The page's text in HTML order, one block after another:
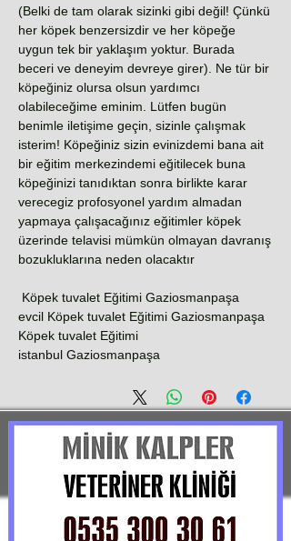
(Belki de tam olarak sizinki gibi değil! Çünkü
her köpek benzersizdir ve her köpeğe
uygun tek bir yaklaşım yoktur. Burada
beceri ve deneyim devreye girer). Ne tür bir
köpeğiniz olursa olsun yardımcı
olabileceğime eminim. Lütfen bugün
benimle iletişime geçin, sizinle çalışmak
isterim! Köpeğiniz sizin evinizdemi bana ait
bir eğitim merkezindemi eğitilecek buna
köpeğinizi tanıdıktan sonra birlikte karar
verecegiz profosyonel yardım almadan
yapmaya çalışacağınız eğitimler köpek
üzerinde telavisi mümkün olmayan davranış
bozukluklarına neden olacaktır
Köpek tuvalet Eğitimi Gaziosmanpaşa
evcil Köpek tuvalet Eğitimi Gaziosmanpaşa
Köpek tuvalet Eğitimi
istanbul Gaziosmanpaşa